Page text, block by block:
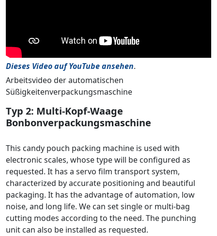
Dieses Video auf YouTube ansehen.
Arbeitsvideo der automatischen
Süßigkeitenverpackungsmaschine
Typ 2: Multi-Kopf-Waage
Bonbonverpackungsmaschine
This candy pouch packing machine is used with
electronic scales, whose type will be configured as
requested. It has a servo film transport system,
characterized by accurate positioning and beautiful
packaging. It has the advantage of automation, low
noise, and long life. We can set single or multi-bag
cutting modes according to the need. The punching
unit can also be installed as requested.